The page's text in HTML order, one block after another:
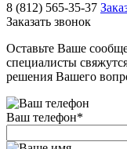
8 (812) 565-35-37
Заказать звонок
Оставьте Ваше
специалисты
решения Вашего
Ваш телефон*